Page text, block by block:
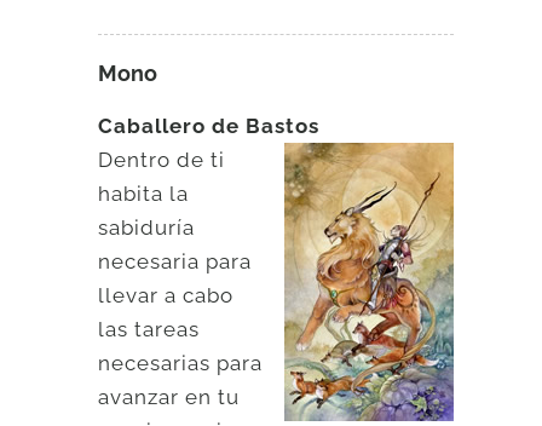
Mono
Caballero de Bastos
Dentro de ti
habita la
sabiduría
necesaria para
llevar a cabo
las tareas
necesarias para
avanzar en tu